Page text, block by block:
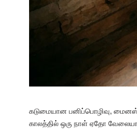
கடுமையான பனிப்பொழிவு, மைனஸ்
காலத்தில் ஒரு நாள் ஏதோ